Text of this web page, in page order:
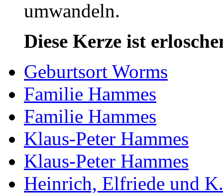
umwandeln.
Diese Kerze ist
Geburtsort Worms
Familie Hammes
Familie Hammes
Klaus-Peter Hammes
Klaus-Peter Hammes
Heinrich, Elfriede und